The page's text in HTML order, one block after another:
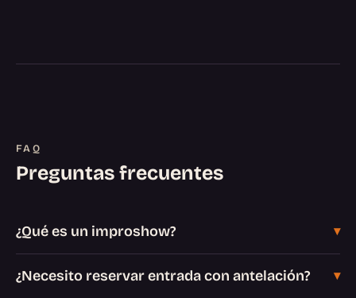
FAQ
Preguntas frecuentes
¿Qué es un improshow?
¿Necesito reservar entrada con antelación?